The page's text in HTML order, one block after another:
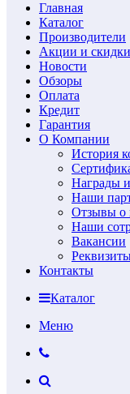
Главная
Каталог
Производители
Акции и скидки
Новости
Обзоры
Оплата
Кредит
Гарантия
О Компании
История
Награды
Наши
Отзывы о
Наши
Вакансии
Контакты
Каталог
Меню